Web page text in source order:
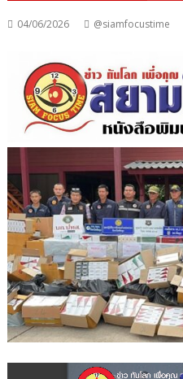
04/06/2026 @siamfocustime